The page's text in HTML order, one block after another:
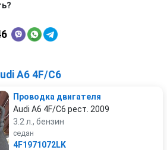
A6 4F/C6
Проводка двигателя
Audi A6 4F/C6 рест. 2009
3.2 л., бензин
седан
4F1971072LK